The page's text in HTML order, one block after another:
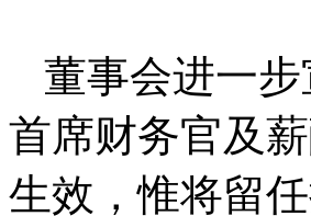
董事会进一
首席财务官及
生效，惟将留